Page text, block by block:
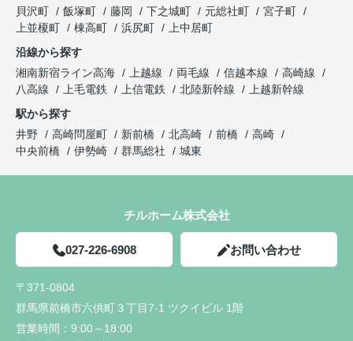
貝沢町
飯塚町 藤岡 下之城町 元総社町
宮子町
上並榎町
棟高町 浜尻町
上中居町
沿線から探す
湘南新宿ライン高海
上越線 両毛線 信越本線
高崎線
八高線
上毛電鉄 上信電鉄 北陸新幹線
上越新幹線
駅から探す
井野
高崎問屋町 新前橋 北高崎 前橋
高崎
中央前橋
伊勢崎 群馬総社 城東
チルホーム株式会社
027-226-6908 お問い合わせ
〒371-0804
群馬県前橋市六供町３丁目7-1 ツクイビル 1階
営業時間： 9:00～18:00